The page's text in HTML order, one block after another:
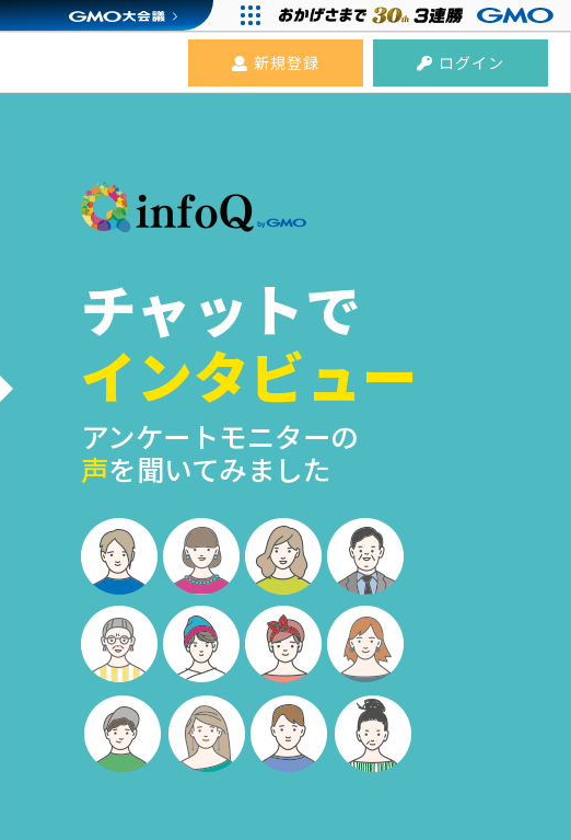
新規登録 ログイン
チャットで
インタビュー
アンケートモニターの
声を聞いてみました